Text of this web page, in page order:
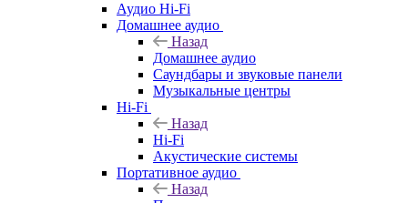
Аудио Hi-Fi
Домашнее аудио
Назад
Домашнее аудио
Саундбары и звуковые панели
Музыкальные центры
Hi-Fi
Назад
Hi-Fi
Акустические системы
Портативное аудио
Назад